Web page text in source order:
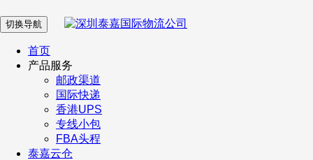
在 线 客 服
企业微信
切换导航
首页
产品服务
邮政渠道
国际快递
香港UPS
专线小包
FBA头程
泰嘉云仓